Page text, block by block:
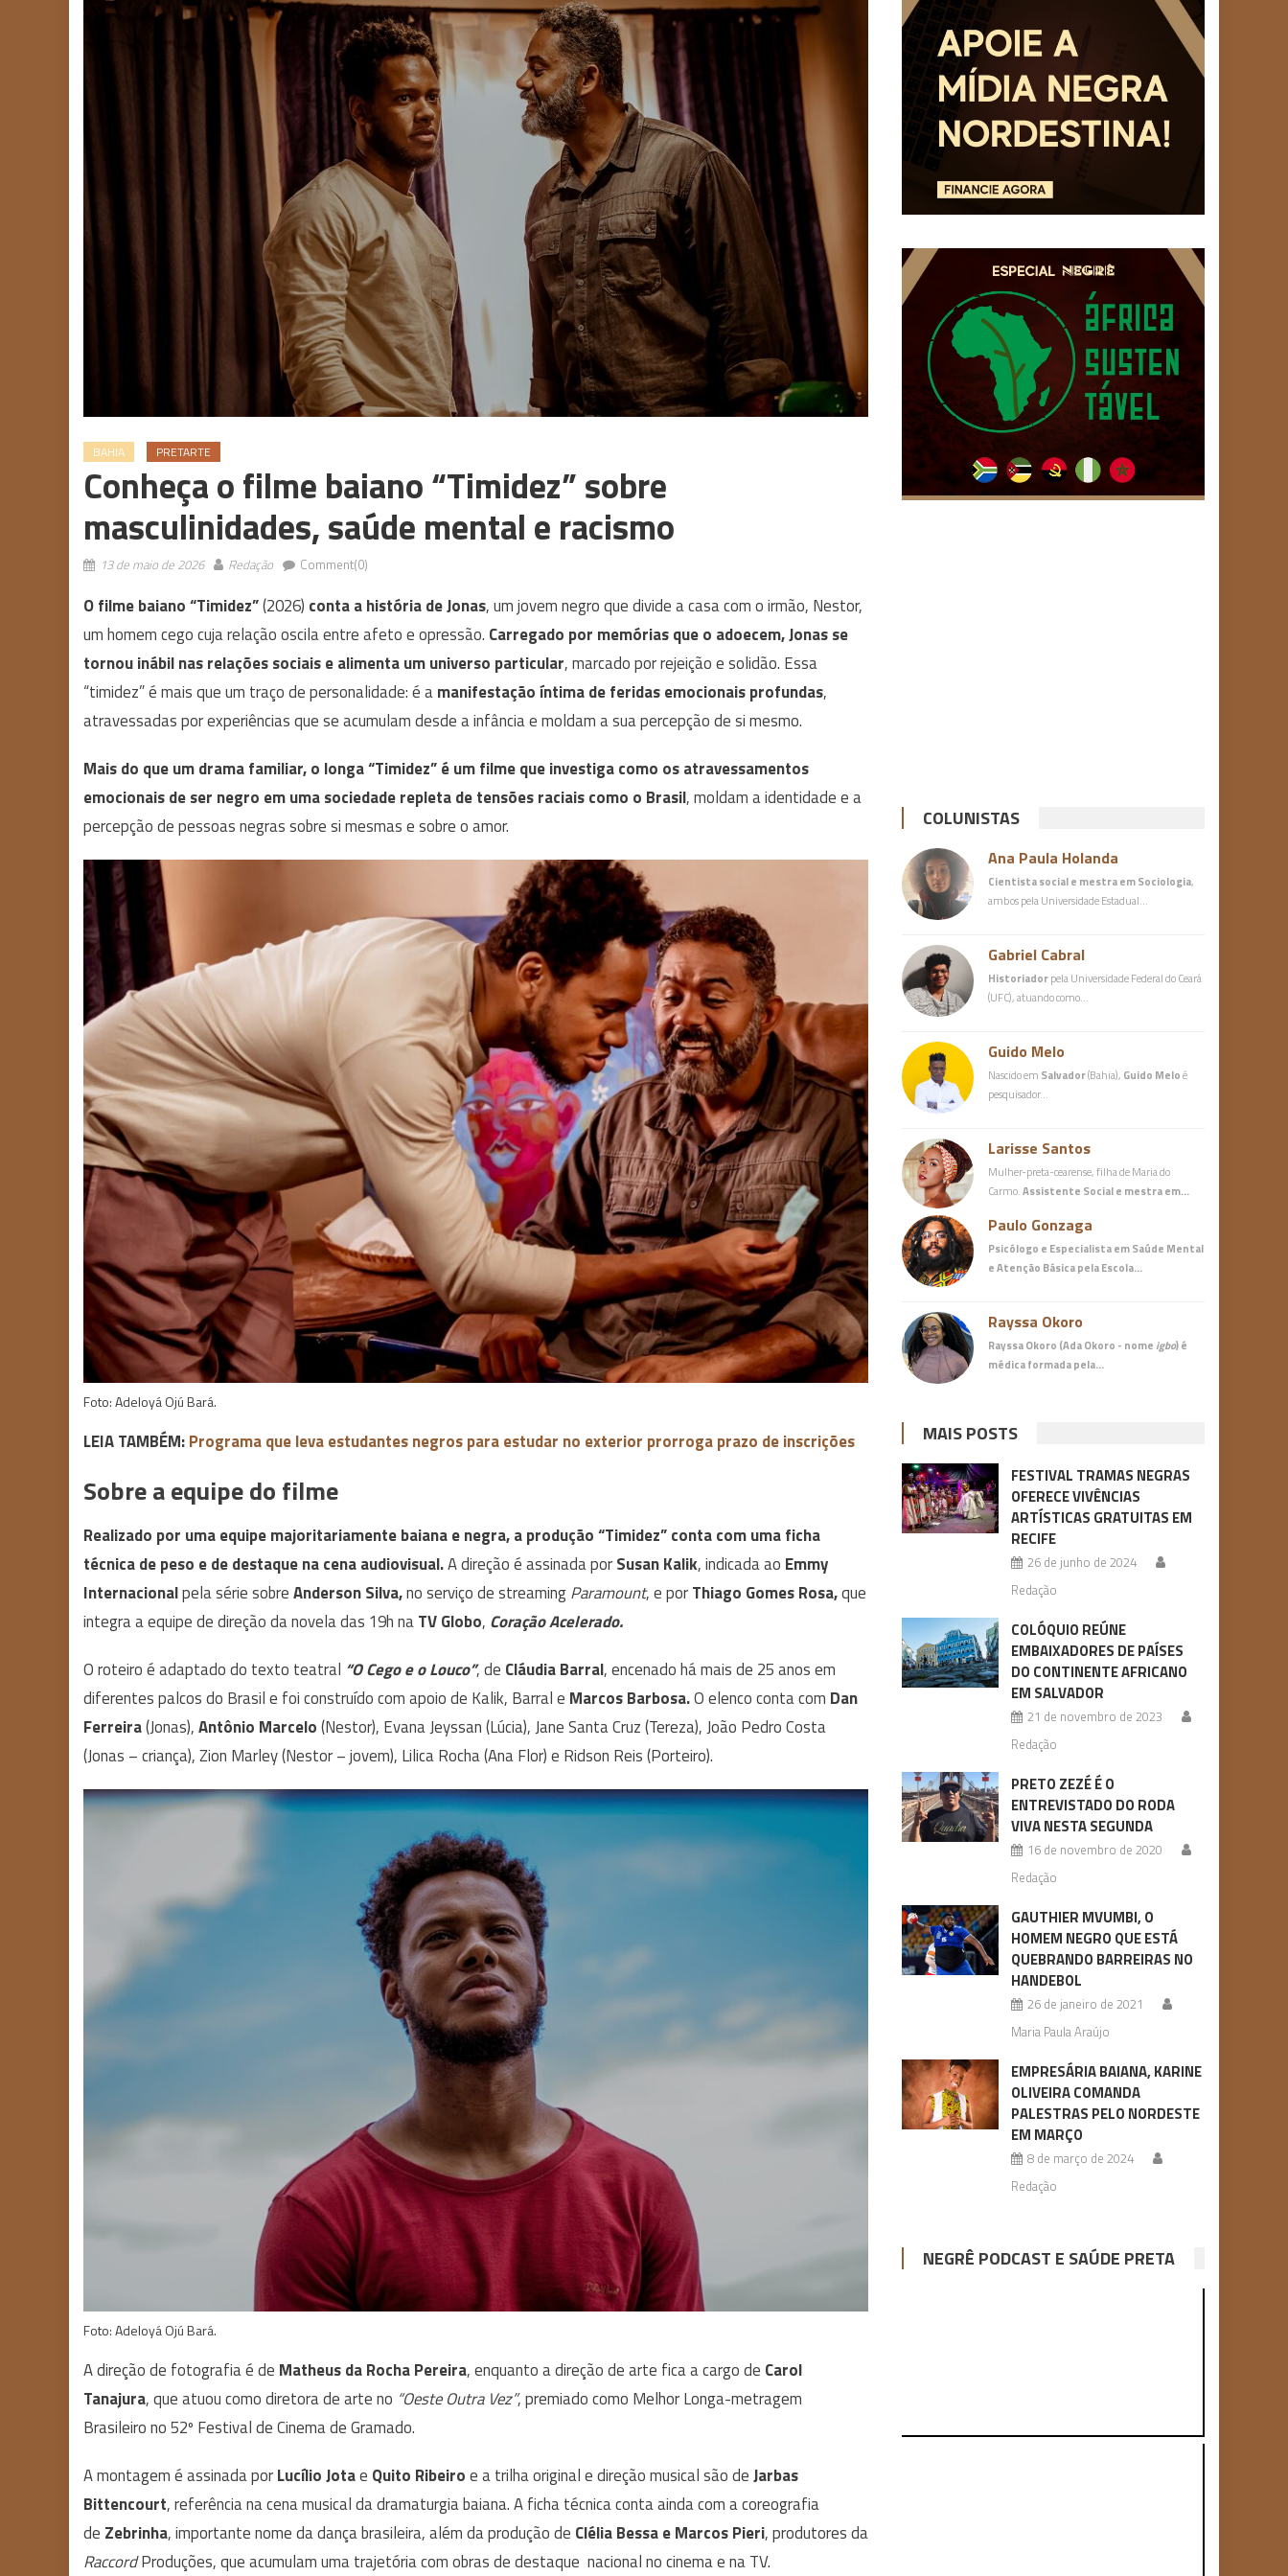
BAHIA PRETARTE
Conheça o filme baiano “Timidez” sobre
masculinidades, saúde mental e racismo
13 de maio de 2026 Redação Comment(0)
O filme baiano “Timidez”(2026) conta a história de Jonas, um jovem negro que divide a casa com o irmão, Nestor,
um homem cego cuja relação oscila entre afeto e opressão. Carregado por memórias que o adoecem, Jonas se
tornou inábil nas relações sociais e alimenta um universo particular, marcado por rejeição e solidão. Essa
“timidez” é mais que um traço de personalidade: é amanifestação íntima de feridas emocionais profundas,
atravessadas por experiências que se acumulam desde a infância e moldam a sua percepção de si mesmo.
Mais do que um drama familiar, o longa “Timidez” é um filme que investiga como os atravessamentos
emocionais de ser negro em uma sociedade repleta de tensões raciais como o Brasil, moldam a identidade e a
percepção de pessoas negras sobre si mesmas e sobre o amor.
Foto: Adeloyá Ojú Bará.
LEIA TAMBÉM:Programa que leva estudantes negros para estudar no exterior prorroga prazo de inscrições
Sobre a equipe do filme
Realizado por uma equipe majoritariamente baiana e negra, a produção “Timidez” conta com uma ficha
técnica de peso e de destaque na cena audiovisual.A direção é assinada porSusan Kalik, indicada ao Emmy
Internacionalpela série sobreAnderson Silva,no serviço de streamingParamount, e porThiago Gomes Rosa,que
integra a equipe de direção da novela das 19h naTV Globo, Coração Acelerado.
O roteiro é adaptado do texto teatral “O Cego e o Louco”, de Cláudia Barral, encenado há mais de 25 anos em
diferentes palcos do Brasil e foi construído com apoio de Kalik, Barral e Marcos Barbosa.O elenco conta com Dan
Ferreira(Jonas),Antônio Marcelo(Nestor), Evana Jeyssan (Lúcia), Jane Santa Cruz (Tereza), João Pedro Costa
(Jonas – criança), Zion Marley (Nestor – jovem), Lilica Rocha (Ana Flor) e Ridson Reis (Porteiro).
Foto: Adeloyá Ojú Bará.
A direção de fotografia é de Matheus da Rocha Pereira, enquanto a direção de arte fica a cargo de Carol
Tanajura, que atuou como diretora de arte no “Oeste Outra Vez”, premiado como Melhor Longa-metragem
Brasileiro no 52º Festival de Cinema de Gramado.
A montagem é assinada porLucílio Jotae Quito Ribeiroe a trilha original e direção musical são deJarbas
Bittencourt, referência na cena musical da dramaturgia baiana. A ficha técnica conta ainda com a coreografia
de Zebrinha, importante nome da dança brasileira, além da produção de Clélia Bessa e Marcos Pieri, produtores da
RaccordProduções, que acumulam uma trajetória com obras de destaque nacional no cinema e na TV.
COLUNISTAS
Ana Paula Holanda
Cientista social e mestra em Sociologia,
ambos pela Universidade Estadual…
Gabriel Cabral
Historiadorpela Universidade Federal do Ceará
(UFC), atuando como…
Guido Melo
Nascido em Salvador(Bahia), Guido Meloé
pesquisador…
Larisse Santos
Mulher-preta-cearense, filha de Maria do
Carmo.Assistente Social e mestra em…
Paulo Gonzaga
Psicólogo e Especialista em Saúde Mental
e Atenção Básicapela Escola…
Rayssa Okoro
Rayssa Okoro (Ada Okoro - nome igbo) é
médicaformada pela…
MAIS POSTS
FESTIVAL TRAMAS NEGRAS
OFERECE VIVÊNCIAS
ARTÍSTICAS GRATUITAS EM
RECIFE
26 de junho de 2024
Redação
COLÓQUIO REÚNE
EMBAIXADORES DE PAÍSES
DO CONTINENTE AFRICANO
EM SALVADOR
21 de novembro de 2023
Redação
PRETO ZEZÉ É O
ENTREVISTADO DO RODA
VIVA NESTA SEGUNDA
16 de novembro de 2020
Redação
GAUTHIER MVUMBI, O
HOMEM NEGRO QUE ESTÁ
QUEBRANDO BARREIRAS NO
HANDEBOL
26 de janeiro de 2021
Maria Paula Araújo
EMPRESÁRIA BAIANA, KARINE
OLIVEIRA COMANDA
PALESTRAS PELO NORDESTE
EM MARÇO
8 de março de 2024
Redação
NEGRÊ PODCAST E SAÚDE PRETA